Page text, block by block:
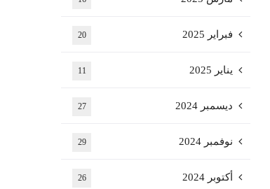
فبراير 2025 20
يناير 2025 11
ديسمبر 2024 27
نوفمبر 2024 29
أكتوبر 2024 26